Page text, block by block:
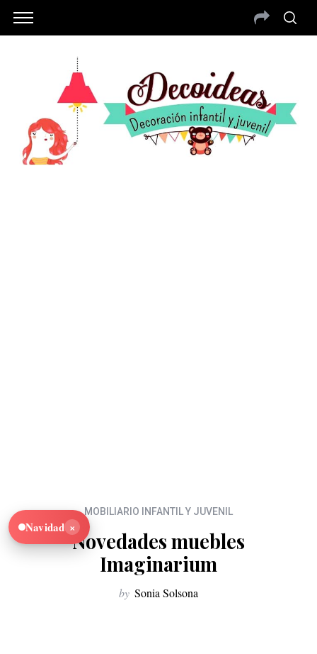
MOBILIARIO INFANTIL Y JUVENIL
Novedades muebles
Imaginarium
by Sonia Solsona
Navidad ×